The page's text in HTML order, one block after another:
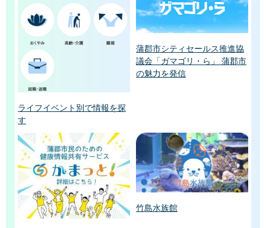
ライフイベント別で情報を探
す
蒲郡市シティセールス推進協
議会「ガマゴリ・ら」 蒲郡市
の魅力を発信
竹島水族館